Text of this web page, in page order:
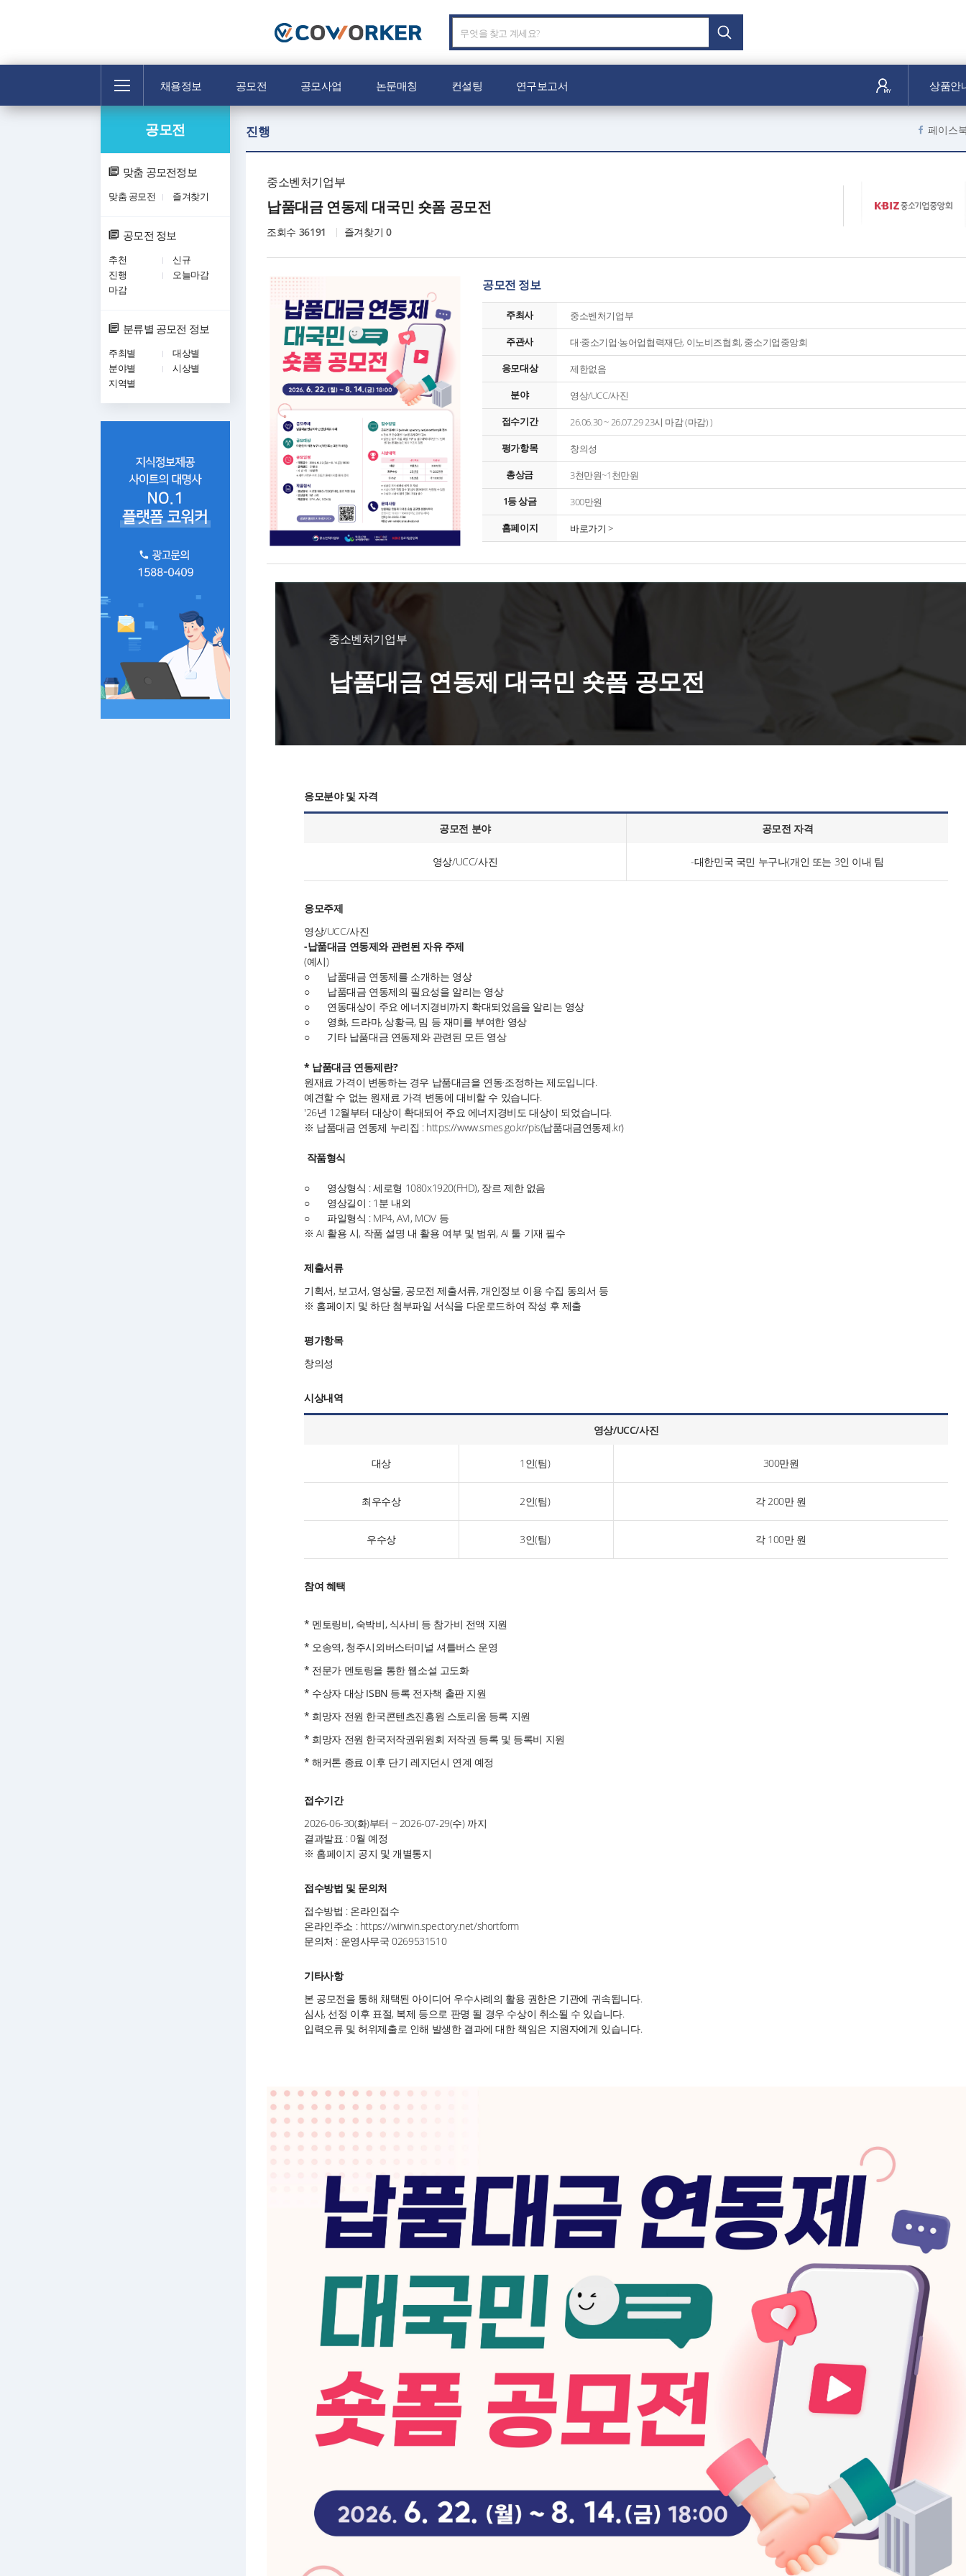
C
O
K
로
전
메
채용정보 공모전 공모사업 논문매칭 컨설팅 연구보고서 상품안
공모전
맞춤 공모전정보
맞춤 공모전 즐겨찾기
공모전 정보
추천
신규
진행
오늘마감
마감
분류별 공모전 정보
주최별
대상별
분야별
시상별
지역별
진행 페이스
중소벤처기업부
납품대금 연동제 대국민 숏폼 공모전
조회수 36191 즐겨찾기 0
공모전 정보
주최사
중소벤처기업부
주관사
대·중소기업·농어업협력재단, 이노비즈협회, 중소기업중앙회
응모대상
제한없음
분야
영상/UCC/사진
접수기간
26.06.30 ~ 26.07.29 23시 마감 (마감))
평가항목
창의성
총상금
3천만원~1천만원
1등 상금
300만원
홈페이지
바로가기 >
중소벤처기업부
납품대금 연동제 대국민 숏폼 공모전
응모분야 및 자격
공모전 분야 공모전 자격
영상/UCC/사진 -대한민국 국민 누구나(개인 또는 3인 이내 팀
응모주제
영상/UCC/사진
-납품대금 연동제와 관련된 자유 주제
(예시)
○
납품대금 연동제를 소개하는 영상
○
납품대금 연동제의 필요성을 알리는 영상
○
연동대상이 주요 에너지경비까지 확대되었음을 알리는 영상
○
영화, 드라마, 상황극, 밈 등 재미를 부여한 영상
○
기타 납품대금 연동제와 관련된 모든 영상
* 납품대금 연동제란?
원재료 가격이 변동하는 경우 납품대금을 연동·조정하는 제도입니다.
예견할 수 없는 원재료 가격 변동에 대비할 수 있습니다.
'26년 12월부터 대상이 확대되어 주요 에너지경비도 대상이 되었습니다.
※ 납품대금 연동제 누리집 : https://www.smes.go.kr/pis(납품대금연동제.kr)
작품형식
○
영상형식 : 세로형 1080x1920(FHD), 장르 제한 없음
○
영상길이 : 1분 내외
○
파일형식 : MP4, AVI, MOV 등
※ AI 활용 시, 작품 설명 내 활용 여부 및 범위, AI 툴 기재 필수
제출서류
기획서, 보고서, 영상물, 공모전 제출서류, 개인정보 이용 수집 동의서 등
※ 홈페이지 및 하단 첨부파일 서식을 다운로드하여 작성 후 제출
평가항목
창의성
시상내역
영상/UCC/사진
대상 1인(팀) 300만원
최우수상 2인(팀) 각 200만 원
우수상 3인(팀) 각 100만 원
참여 혜택
* 멘토링비, 숙박비, 식사비 등 참가비 전액 지원
* 오송역, 청주시외버스터미널 셔틀버스 운영
* 전문가 멘토링을 통한 웹소설 고도화
* 수상자 대상 ISBN 등록 전자책 출판 지원
* 희망자 전원 한국콘텐츠진흥원 스토리움 등록 지원
* 희망자 전원 한국저작권위원회 저작권 등록 및 등록비 지원
* 해커톤 종료 이후 단기 레지던시 연계 예정
접수기간
2026-06-30(화)부터 ~ 2026-07-29(수) 까지
결과발표 : 0월 예정
※ 홈페이지 공지 및 개별통지
접수방법 및 문의처
접수방법 : 온라인접수
온라인주소 : https://winwin.spectory.net/shortform
문의처 : 운영사무국 0269531510
기타사항
본 공모전을 통해 채택된 아이디어 우수사례의 활용 권한은 기관에 귀속됩니다.
심사, 선정 이후 표절, 복제 등으로 판명 될 경우 수상이 취소될 수 있습니다.
입력오류 및 허위제출로 인해 발생한 결과에 대한 책임은 지원자에게 있습니다.